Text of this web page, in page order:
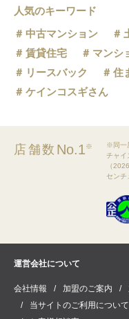
人気のキーワード
中古マンション
賃貸住宅
マンシ
リースバック
住
ケインコスギさん
店舗数 No.1※
※同一
チャイ
（
センチ
運営会社について
会社情報 加盟のご案内
当サイトのご利用について